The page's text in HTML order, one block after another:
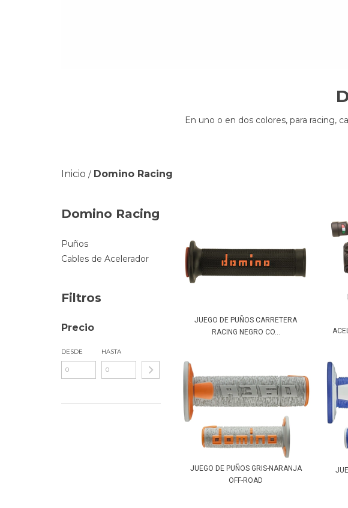
En uno o en dos colores, para racing,
Inicio / Domino Racing
Domino Racing
Puños
Cables de Acelerador
Filtros
Precio
DESDE HASTA
JUEGO DE PUÑOS CARRETERA
RACING NEGRO CO...
JUEGO DE PUÑOS GRIS-NARANJA
OFF-ROAD